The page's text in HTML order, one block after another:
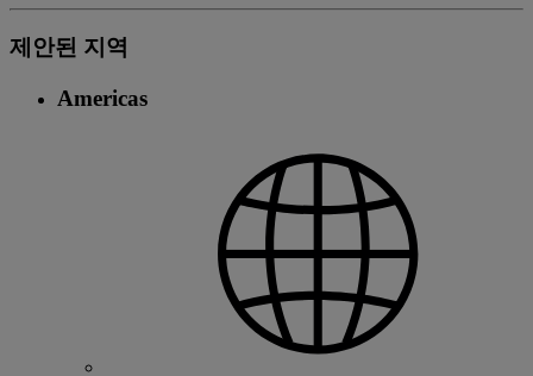
제안된 지역
Americas